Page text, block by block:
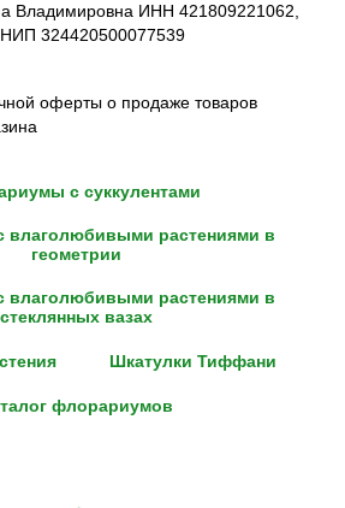
Владимировна ИНН 421809221062,
324420500077539
оферты о продаже товаров
с суккулентами
растениями в
геометрии
растениями в
стеклянных вазах
Шкатулки Тиффани
флорариумов